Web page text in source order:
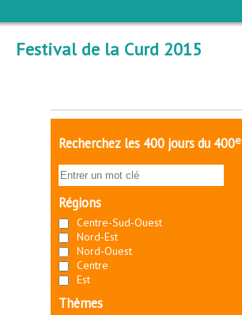
Festival de la Curd 2015
Recherchez les 400 jours du 400e
Régions
Centre-Sud-Ouest
Nord-Est
Nord-Ouest
Centre
Est
Thèmes